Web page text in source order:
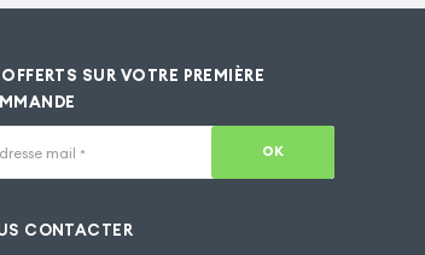
SUR VOTRE PREMIÈRE
mail * OK
CONTACTER